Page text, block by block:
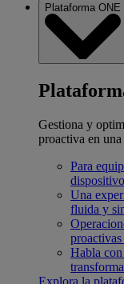
Plataforma ONE
Gestiona y
proactiva en
Para
Una
fluida y
Habla